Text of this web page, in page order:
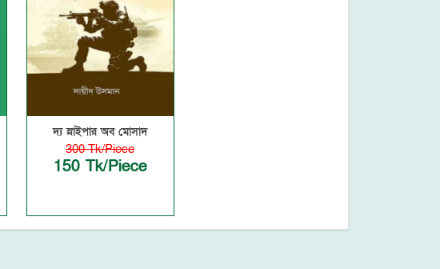
দ্য স্নাইপার অব মোসাদ
300 Tk/Piece
150 Tk/Piece